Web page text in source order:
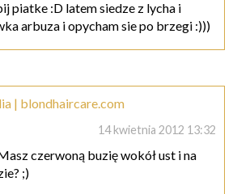
piatke :D latem siedze z lycha i
arbuza i opycham sie po brzegi :)))
| blondhaircare.com
14 kwietnia 2012 13:32
czerwoną buzię wokół ust i na
;)